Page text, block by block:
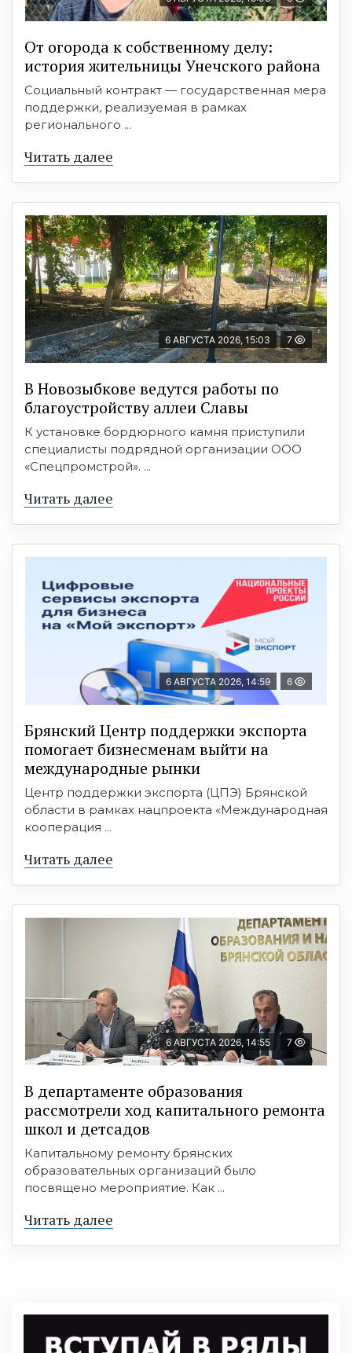
От огорода к собственному делу:
история жительницы Унечского района
Социальный контракт — государственная мера
поддержки, реализуемая в рамках
регионального ...
Читать далее
6 АВГУСТА 2026, 15:03 7
В Новозыбкове ведутся работы по
благоустройству аллеи Славы
К установке бордюрного камня приступили
специалисты подрядной организации ООО
«Спецпромстрой». ...
Читать далее
6 АВГУСТА 2026, 14:59 6
Брянский Центр поддержки экспорта
помогает бизнесменам выйти на
международные рынки
Центр поддержки экспорта (ЦПЭ) Брянской
области в рамках нацпроекта «Международная
кооперация ...
Читать далее
6 АВГУСТА 2026, 14:55 7
В департаменте образования
рассмотрели ход капитального ремонта
школ и детсадов
Капитальному ремонту брянских
образовательных организаций было
посвящено мероприятие. Как ...
Читать далее